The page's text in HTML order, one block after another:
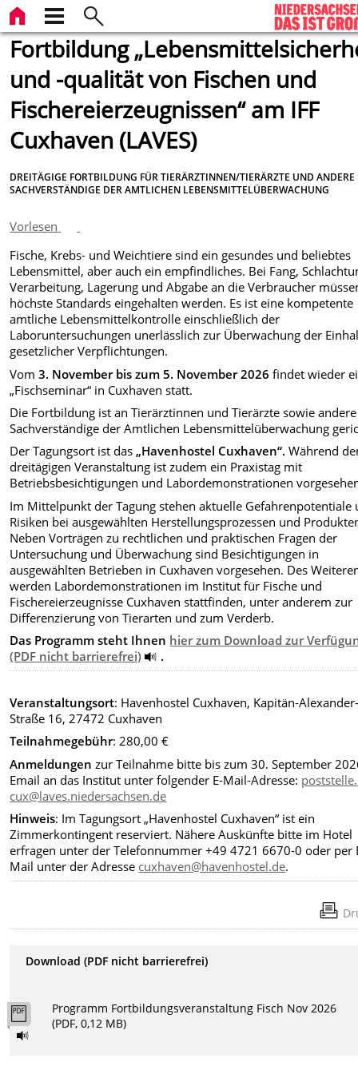
Fortbildung
und -qualität von Fischen und
Fischereierzeugnissen“ am IFF
Cuxhaven (LAVES)
DREITÄGIGE FORTBILDUNG FÜR TIERÄRZTINNEN/TIERÄRZTE UND ANDERE
SACHVERSTÄNDIGE DER AMTLICHEN LEBENSMITTELÜBERWACHUNG
Vorlesen
Fische, Krebs- und Weichtiere sind ein gesundes und beliebtes
Lebensmittel, aber auch ein empfindliches. Bei Fang,
Verarbeitung, Lagerung und Abgabe an die Verbraucher
höchste Standards eingehalten werden. Es ist eine kompetente
amtliche Lebensmittelkontrolle einschließlich der
Laboruntersuchungen unerlässlich zur Überwachung der
gesetzlicher Verpflichtungen.
Vom3. November bis zum 5. November 2026 findet wieder
„Fischseminar“ in Cuxhaven statt.
Die Fortbildung ist an Tierärztinnen und Tierärzte sowie andere
Sachverständige der Amtlichen Lebensmittelüberwachung
Der Tagungsort ist das„Havenhostel Cuxhaven“. Während
dreitägigen Veranstaltung ist zudem ein Praxistag mit
Betriebsbesichtigungen und Labordemonstrationen
Im Mittelpunkt der Tagung stehen aktuelle Gefahrenpotentiale
Risiken bei ausgewählten Herstellungsprozessen und
Neben Vorträgen zu rechtlichen und praktischen Fragen der
Untersuchung und Überwachung sind Besichtigungen in
ausgewählten Betrieben in Cuxhaven vorgesehen. Des
werden Labordemonstrationen im Institut für Fische und
Fischereierzeugnisse Cuxhaven stattfinden, unter anderem zur
Differenzierung von Tierarten und zum Verderb.
Das Programm steht Ihnen hier zum Download zur
(PDF nicht barrierefrei)
.
Veranstaltungsort: Havenhostel Cuxhaven, Kapitän-
Straße 16, 27472 Cuxhaven
Teilnahmegebühr: 280,00 €
Anmeldungen zur Teilnahme bitte bis zum 30. September
Email an das Institut unter folgender E-Mail-Adresse:
cux@laves.niedersachsen.de
Hinweis: Im Tagungsort „Havenhostel Cuxhaven“ ist ein
Zimmerkontingent reserviert. Nähere Auskünfte bitte im Hotel
erfragen unter der Telefonnummer +49 4721 6670-0 oder per
Mail unter der Adresse cuxhaven@havenhostel.de.
Download (PDF nicht barrierefrei)
Programm Fortbildungsveranstaltung Fisch Nov 2026
(PDF, 0,12 MB)